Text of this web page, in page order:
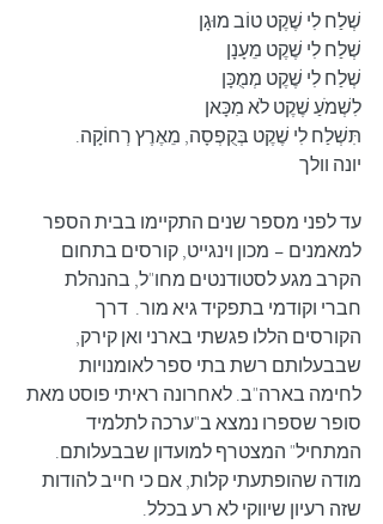
שְׁלַח לִי שֶׁקֶט טוֹב מוּגָן
שְׁלַח לִי שֶׁקֶט מֵעָנָן
שְׁלַח לִי שֶׁקֶט מְמֻכָּן
לִשְׁמֹעַ שֶׁקֶט לֹא מִכָּאן
תִּשְׁלַח לִי שֶׁקֶט בְּקֻפְסָה, מֵאֶרֶץ רְחוֹקָה.
יונה וולך
עד לפני מספר שנים התקיימו בבית הספר
למאמנים – מכון וינגייט, קורסים בתחום
הקרב מגע לסטודנטים מחו"ל, בהנהלת
חברי וקודמי בתפקיד גיא מור.  דרך
הקורסים הללו פגשתי בארני ואן קירק,
שבבעלותם רשת בתי ספר לאומנויות
לחימה בארה"ב. לאחרונה ראיתי פוסט מאת
סופר שספרו נמצא ב"ערכה לתלמיד
המתחיל" המצטרף למועדון שבבעלותם.
מודה שהופתעתי קלות, אם כי חייב להודות
שזה רעיון שיווקי לא רע בכלל.